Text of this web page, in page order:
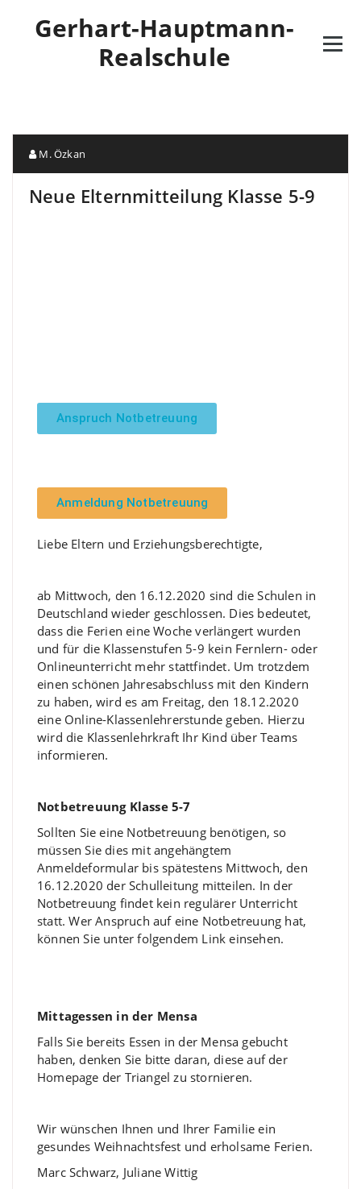
Gerhart-Hauptmann-
Realschule
M. Özkan
Neue Elternmitteilung Klasse 5-9
Anspruch Notbetreuung
Anmeldung Notbetreuung
Liebe Eltern und Erziehungsberechtigte,
ab Mittwoch, den 16.12.2020 sind die Schulen in
Deutschland wieder geschlossen. Dies bedeutet,
dass die Ferien eine Woche verlängert wurden
und für die Klassenstufen 5-9 kein Fernlern- oder
Onlineunterricht mehr stattfindet. Um trotzdem
einen schönen Jahresabschluss mit den Kindern
zu haben, wird es am Freitag, den 18.12.2020
eine Online-Klassenlehrerstunde geben. Hierzu
wird die Klassenlehrkraft Ihr Kind über Teams
informieren.
Notbetreuung Klasse 5-7
Sollten Sie eine Notbetreuung benötigen, so
müssen Sie dies mit angehängtem
Anmeldeformular bis spätestens Mittwoch, den
16.12.2020 der Schulleitung mitteilen. In der
Notbetreuung findet kein regulärer Unterricht
statt. Wer Anspruch auf eine Notbetreuung hat,
können Sie unter folgendem Link einsehen.
Mittagessen in der Mensa
Falls Sie bereits Essen in der Mensa gebucht
haben, denken Sie bitte daran, diese auf der
Homepage der Triangel zu stornieren.
Wir wünschen Ihnen und Ihrer Familie ein
gesundes Weihnachtsfest und erholsame Ferien.
Marc Schwarz, Juliane Wittig